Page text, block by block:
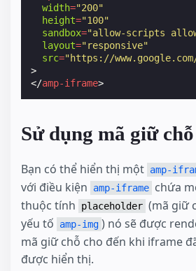
width="200"
height="100"
sandbox="allow-scripts
layout="responsive"
src="https://www.google.com/
>
</amp-iframe>
Sử dụng mã giữ chỗ
Bạn có thể hiển thị một amp-
với điều kiện
amp-iframe chứa
thuộc tính
placeholder (mã giữ
yếu tố
amp-img ) nó sẽ được
mã giữ chỗ cho đến khi iframe
được hiển thị.